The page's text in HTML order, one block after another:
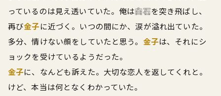
っているのは見え透いていた。俺は白石を突き飛ばし、
再び金子に近づく。いつの間にか、涙が溢れ出ていた。
多分、情けない顔をしていたと思う。 金子は、それにシ
ョックを受けているようだった。
金子に、なんども訴えた。大切な恋人を返してくれと。
けど、本当は何となくわかっていた。